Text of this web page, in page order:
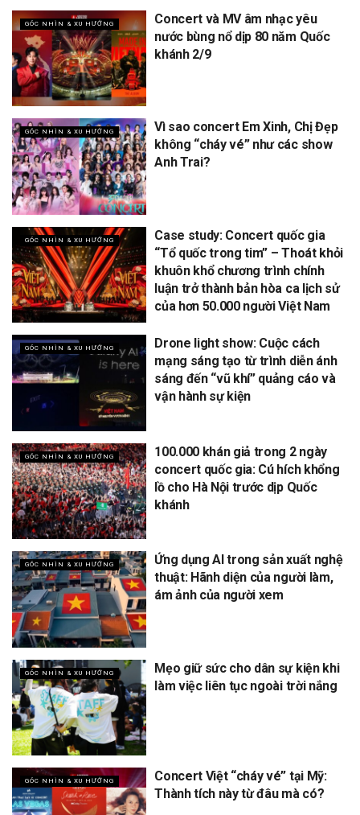
GÓC NHÌN & XU HƯỚNG
Concert và MV âm nhạc yêu
nước bùng nổ dịp 80 năm Quốc
khánh 2/9
GÓC NHÌN & XU HƯỚNG
Vì sao concert Em Xinh, Chị Đẹp
không “cháy vé” như các show
Anh Trai?
GÓC NHÌN & XU HƯỚNG
Case study: Concert quốc gia
“Tổ quốc trong tim” – Thoát khỏi
khuôn khổ chương trình chính
luận trở thành bản hòa ca lịch sử
của hơn 50.000 người Việt Nam
GÓC NHÌN & XU HƯỚNG
Drone light show: Cuộc cách
mạng sáng tạo từ trình diễn ánh
sáng đến “vũ khí” quảng cáo và
vận hành sự kiện
GÓC NHÌN & XU HƯỚNG
100.000 khán giả trong 2 ngày
concert quốc gia: Cú hích khổng
lồ cho Hà Nội trước dịp Quốc
khánh
GÓC NHÌN & XU HƯỚNG
Ứng dụng AI trong sản xuất nghệ
thuật: Hãnh diện của người làm,
ám ảnh của người xem
GÓC NHÌN & XU HƯỚNG
Mẹo giữ sức cho dân sự kiện khi
làm việc liên tục ngoài trời nắng
GÓC NHÌN & XU HƯỚNG
Concert Việt “cháy vé” tại Mỹ:
Thành tích này từ đâu mà có?